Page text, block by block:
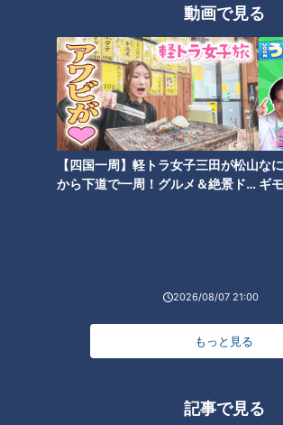
動画で見る
【四国一周】軽トラ女子三田が松山
から下道で一周！グルメ＆絶景ドラ
2026/08/07 21:00
な
ギ
もっと見る
記事で見る
https://hicbc.com/tv/corporation/banshin/
この記事の画像を見る
この記事を見たあなたへのおすすめ
アナ #加藤由香アナ #角上アナ
#榊原アナ #
#アナウンサ